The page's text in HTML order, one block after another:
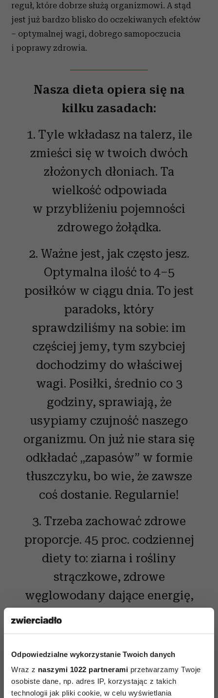
Odpowiedzialne wykorzystanie Twoich danych
Wraz z naszymi 1022 partnerami przetwarzamy Twoje
osobiste dane, np. adres IP, korzystając z takich
technologii jak pliki cookie, w celu wyświetlania
reguł, które dobrze służą organizmowi. A stąd
jest już bardzo blisko do oczekiwanych efektów
– optymalnej wagi, dobrego samopoczucia
i poprawy zdrowia.
Nasza dieta opiera się na
kilku zasadach:
1. Tyle wkładasz na talerz, ile
zmieści się w twoich dwóch
złożonych dłoniach. Ta
wielkość odpowiada
w przybliżeniu pojemności
zdrowego żołądka.
2. Ważne jest, jak często jesz.
Optymalna ilość to 4–5
posiłków w ciągu dnia. To jest
paradoks, który
sprawdziliśmy na sobie: im
częściej jemy, tym szybciej
dochodzimy do właściwej
wagi. Posiłki, średnio co 3
godziny, sprawiają, że
usypiamy czujność naszego
organizmu. On już nie stara się
odkładać „zapasów” w formie
tłuszczyku, bo wie, że zawsze
coś dostanie. Regularnie!
3. Trzeba zachować zdrowe
proporcje. 45 proc. codziennej
diety to: ziarna i rośliny
strączkowe, zdrowe
węglowodany dające energię,
witaminy, składniki mineralne
i błonnik. Pieczemy własny
chleb z pełnoziarnistej mąki.
Jemy przeróżne kasze, fasole,
ciecierzycę i soczewicę.